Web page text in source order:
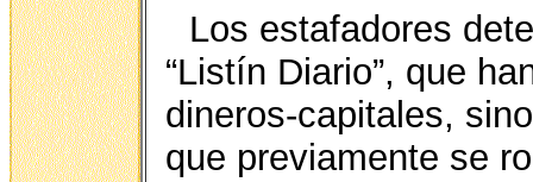
Los estafadores
“Listín Diario”, que
dineros-capitales,
que previamente se